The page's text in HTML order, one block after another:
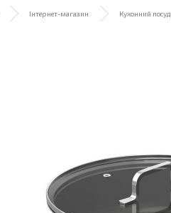
Інтернет-магазин Кухонний посуд